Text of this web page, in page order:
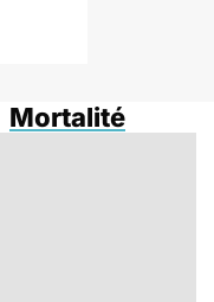
Mortalité